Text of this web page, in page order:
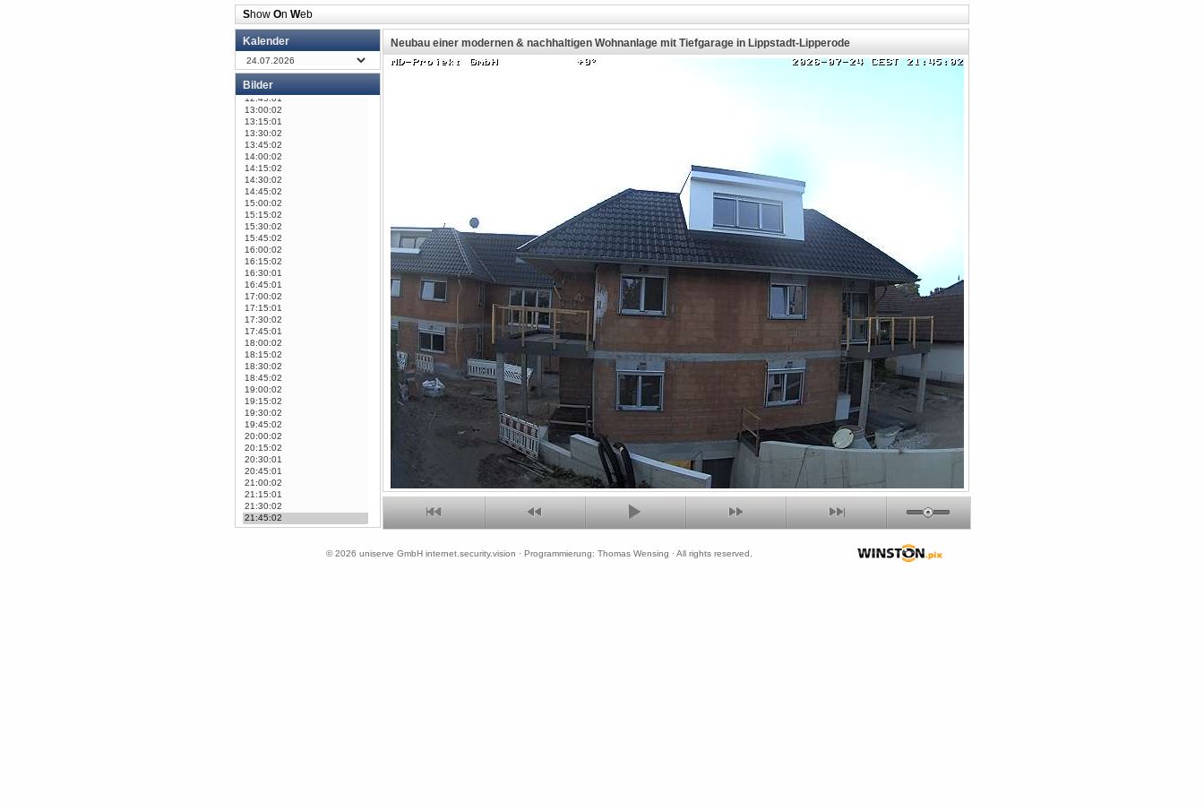
Show On Web
Kalender
Bilder
Neubau einer modernen & nachhaltigen Wohnanlage mit Tiefgarage in Lippstadt-Lipperode
© 2026 uniserve GmbH internet.security.vision · Programmierung: Thomas Wensing · All rights reserved.